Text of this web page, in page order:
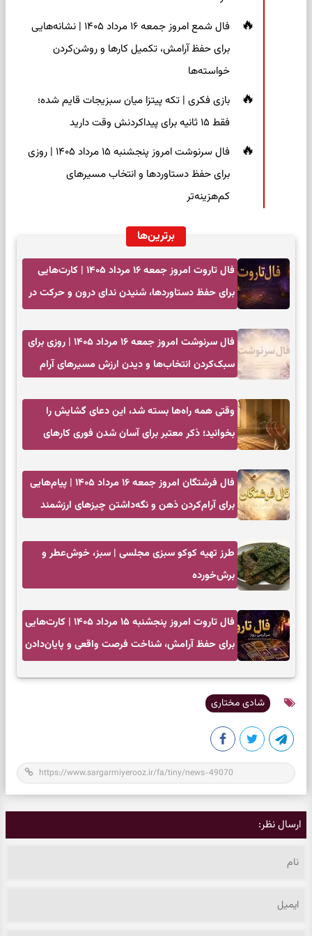
فال شمع امروز جمعه ۱۶ مرداد ۱۴۰۵ | نشانه‌هایی
برای حفظ آرامش، تکمیل کارها و روشن‌کردن
خواسته‌ها
بازی فکری | تکه پیتزا میان سبزیجات قایم شده؛
فقط ۱۵ ثانیه برای پیداکردنش وقت دارید
فال سرنوشت امروز پنجشنبه ۱۵ مرداد ۱۴۰۵ | روزی
برای حفظ دستاوردها و انتخاب مسیرهای
کم‌هزینه‌تر
برترین‌ها
فال تاروت امروز جمعه ۱۶ مرداد ۱۴۰۵ | کارت‌هایی
برای حفظ دستاوردها، شنیدن ندای درون و حرکت در
فال سرنوشت امروز جمعه ۱۶ مرداد ۱۴۰۵ | روزی برای
سبک‌کردن انتخاب‌ها و دیدن ارزش مسیرهای آرام
وقتی همه راه‌ها بسته شد، این دعای گشایش را
بخوانید؛ ذکر معتبر برای آسان شدن فوری کارهای
فال فرشتگان امروز جمعه ۱۶ مرداد ۱۴۰۵ | پیام‌هایی
برای آرام‌کردن ذهن و نگه‌داشتن چیزهای ارزشمند
طرز تهیه کوکو سبزی مجلسی | سبز، خوش‌عطر و
برش‌خورده
فال تاروت امروز پنجشنبه ۱۵ مرداد ۱۴۰۵ | کارت‌هایی
برای حفظ آرامش، شناخت فرصت واقعی و پایان‌دادن
شادی مختاری
ارسال نظر: